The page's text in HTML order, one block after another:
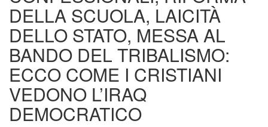
DELLA SCUOLA, LAICITÀ
DELLO STATO, MESSA AL
BANDO DEL TRIBALISMO:
ECCO COME I CRISTIANI
VEDONO L’IRAQ
DEMOCRATICO